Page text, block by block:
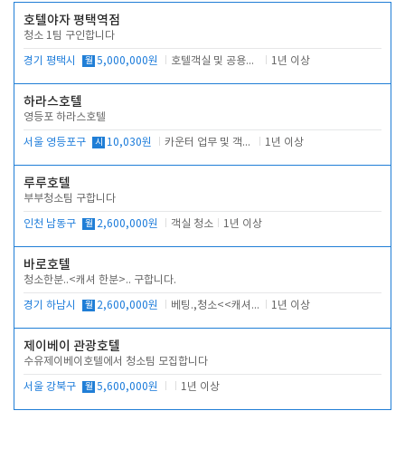
호텔야자 평택역점
청소 1팀 구인합니다
경기 평택시 월 5,000,000원 호텔객실 및 공용시설 청소 관리 1년 이상
하라스호텔
영등포 하라스호텔
서울 영등포구 시 10,030원 카운터 업무 및 객실관리(청소상태 확인, 객실판매) 1년 이상
루루호텔
부부청소팀 구합니다
인천 남동구 월 2,600,000원 객실 청소 1년 이상
바로호텔
청소한분..<캐셔 한분>.. 구합니다.
경기 하남시 월 2,600,000원 베팅.,청소<<캐셔 모셔봅니다. 1년 이상
제이베이 관광호텔
수유제이베이호텔에서 청소팀 모집합니다
서울 강북구 월 5,600,000원 1년 이상